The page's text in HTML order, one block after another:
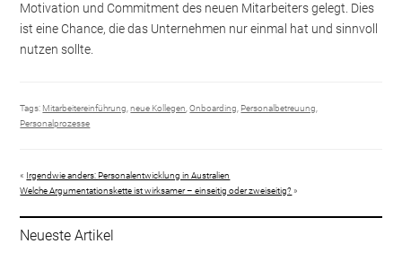
Motivation und Commitment des neuen Mitarbeiters gelegt. Dies
ist eine Chance, die das Unternehmen nur einmal hat und sinnvoll
nutzen sollte.
Tags: Mitarbeitereinführung ,neue Kollegen ,Onboarding Personalbetreuung
Personalprozesse
« Irgendwie anders: Personalentwicklung in Australien
Welche Argumentationskette ist wirksamer – einseitig oder zweiseitig? »
Neueste Artikel